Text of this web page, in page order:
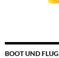
BOOT UND FLUG